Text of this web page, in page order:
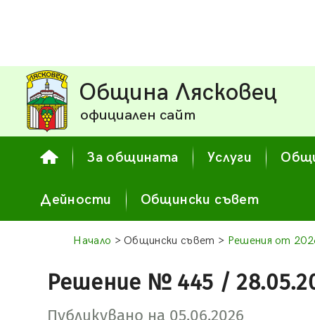
Община Лясковец
официален сайт
За общината Услуги
Дейности Общински съвет
Начало > Общински съвет > Решения от
Решение № 445 /
Публикувано на 05.06.2026